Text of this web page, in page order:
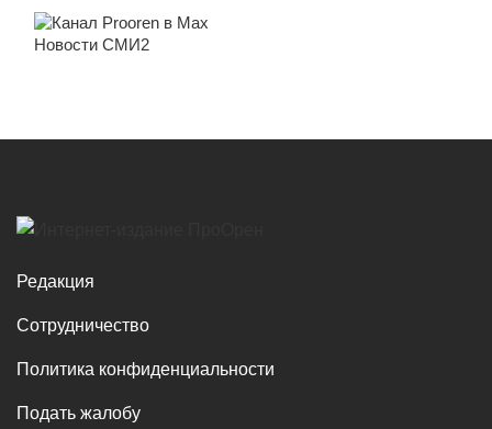
Новости СМИ2
Редакция
Сотрудничество
Политика конфиденциальности
Подать жалобу